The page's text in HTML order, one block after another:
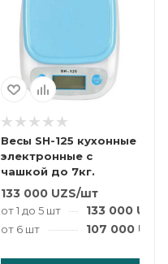
Весы SH-125 кухонные
электронные с
чашкой до 7кг.
133 000 UZS/шт
от 1 до 5 шт 133 000UZS
от 6 шт 107 000UZS